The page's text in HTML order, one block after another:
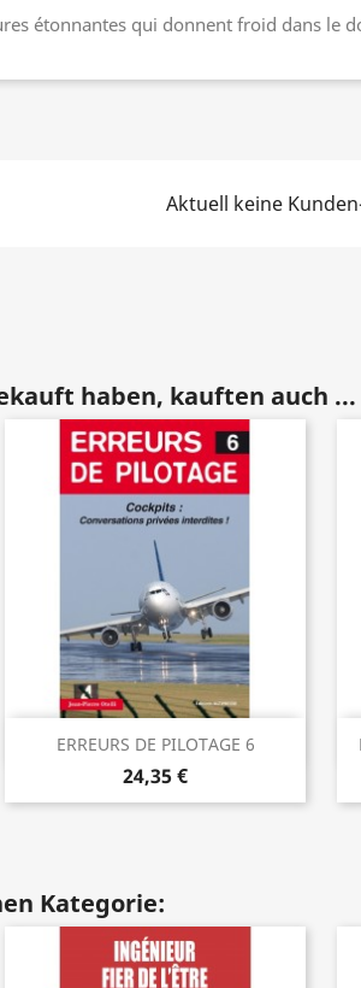
étonnantes qui donnent froid dans le
Aktuell keine
haben, kauften auch ...
ERREURS DE PILOTAGE 6
24,35 €
Vorschau
Kategorie: